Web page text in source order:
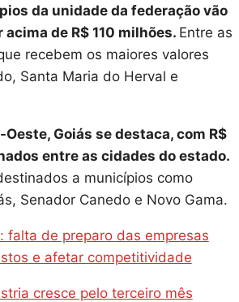
da unidade da federação vão
de R$ 110 milhões. Entre as
recebem os maiores valores
Santa Maria do Herval e
Oeste, Goiás se destaca, com R$
entre as cidades do estado.
a municípios como
Senador Canedo e Novo Gama.
falta de preparo das empresas
e afetar competitividade
cresce pelo terceiro mês